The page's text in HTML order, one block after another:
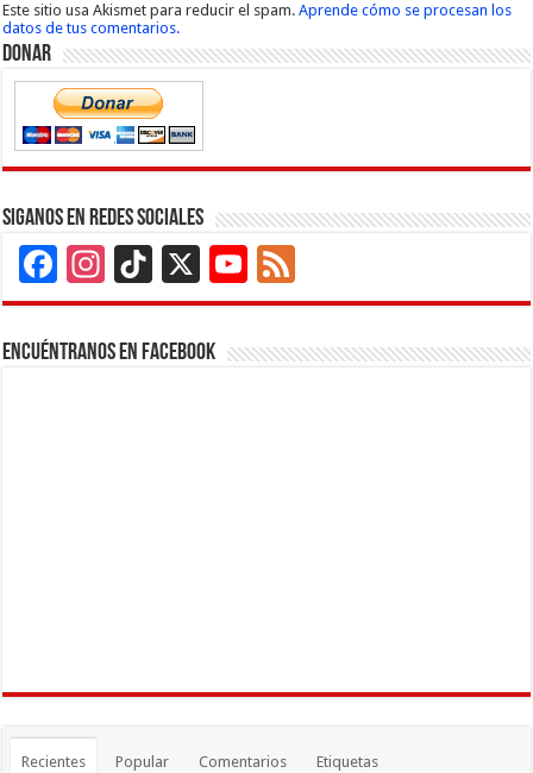
Este sitio usa Akismet para reducir el spam.Aprende cómo se procesan los
datos de tus comentarios.
Donar
Siganos en Redes Sociales
Facebook
Instagram
TikTok
X
YouTube
Channel
Encuéntranos en Facebook
Recientes Popular Comentarios Etiquetas